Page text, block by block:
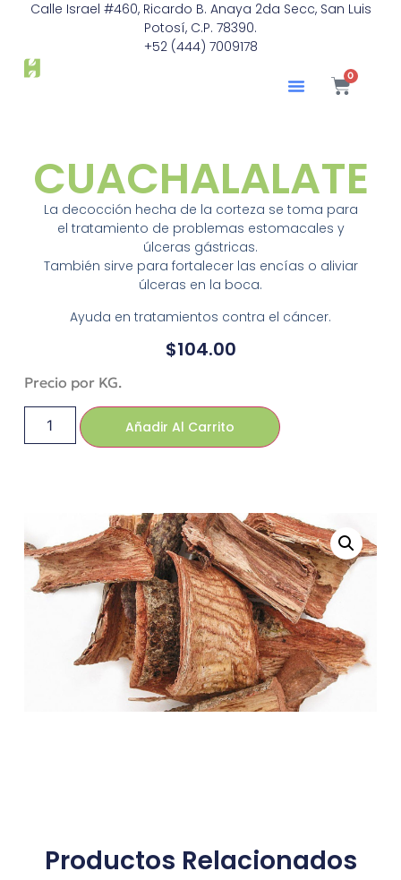
Calle Israel #460, Ricardo B. Anaya 2da Secc, San Luis
Potosí, C.P. 78390.
+52 (444) 7009178
0
CUACHALALATE
La decocción hecha de la corteza se toma para
el tratamiento de problemas estomacales y
úlceras gástricas.
También sirve para fortalecer las encías o aliviar
úlceras en la boca.
Ayuda en tratamientos contra el cáncer.
$104.00
Precio por KG.
Añadir Al Carrito
Productos Relacionados